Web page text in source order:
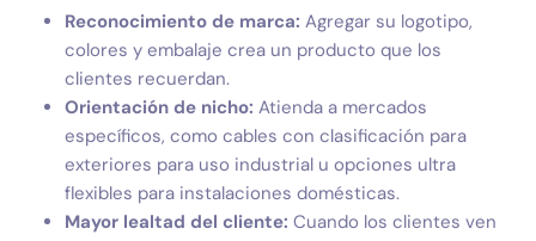
Reconocimiento de marca: Agregar su logotipo,
colores y embalaje crea un producto que los
clientes recuerdan.
Orientación de nicho: Atienda a mercados
específicos, como cables con clasificación para
exteriores para uso industrial u opciones ultra
flexibles para instalaciones domésticas.
Mayor lealtad del cliente: Cuando los clientes ven